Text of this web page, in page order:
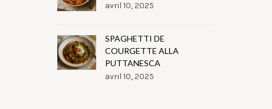
avril 10, 2025
SPAGHETTI DE
COURGETTE ALLA
PUTTANESCA
avril 10, 2025